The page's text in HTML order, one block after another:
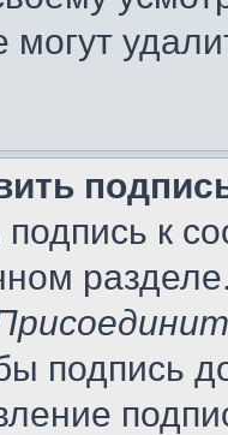
могут
подпись к
подпись